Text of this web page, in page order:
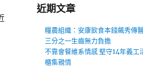
近期文章
糧農組織：安康飲食本錢飆秀傳
三分之一生齒無力負擔
不靠會餐維系情感 堅守14年義工
櫃集親情